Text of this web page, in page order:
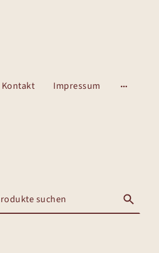
Kontakt Impressum